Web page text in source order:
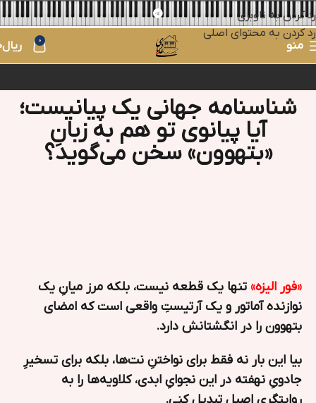
رد کردن به ناوبری
رد کردن به محتوای اصلی
منو
0 ریال
شناسنامه جهانی یک پیانیست؛
آیا پیانوی تو هم به زبانِ
«بتهوون» سخن می‌گوید؟
«فور الیزه» تنها یک قطعه نیست، بلکه مرز میانِ یک
نوازنده آماتور و یک آرتیستِ واقعی است که امضای
بتهوون را در انگشتانش دارد.
بیا این بار نه فقط برای نواختنِ نت‌ها، بلکه برای تسخیرِ
جادویِ نهفته در این نجوایِ ابدی، کلاویه‌ها را به